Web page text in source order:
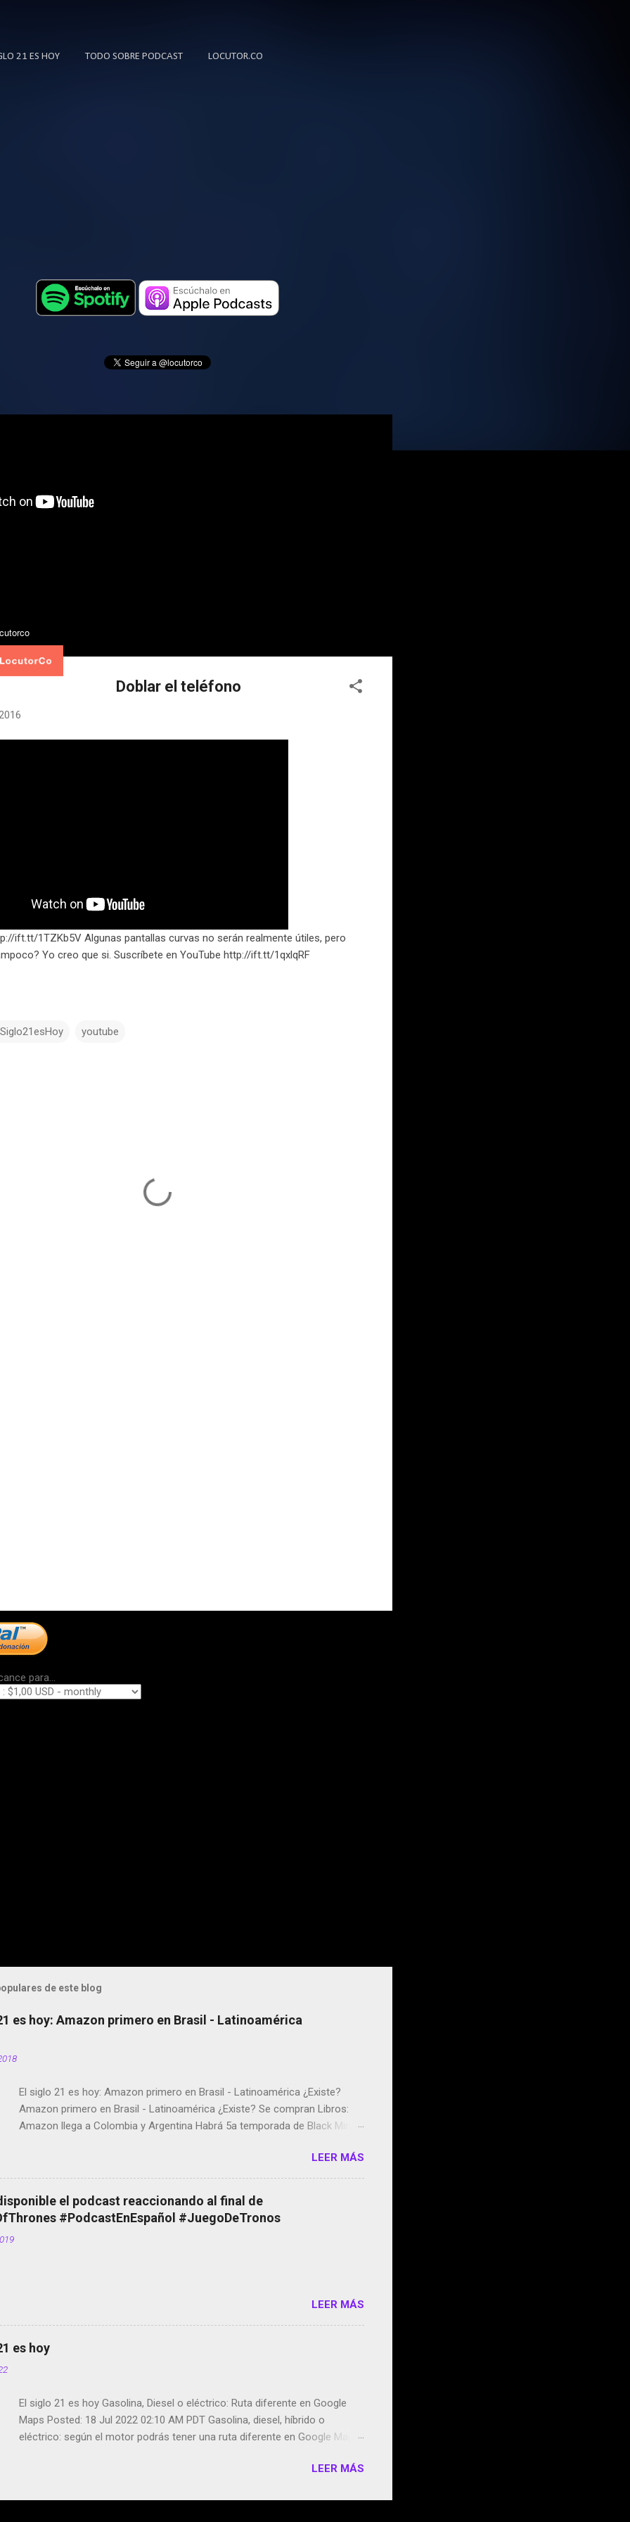
21 ES HOY TODO SOBRE PODCAST LOCUTOR.CO
Doblar el teléfono
ift.tt/1TZKb5V Algunas pantallas curvas no serán realmente útiles, pero
Yo creo que si. Suscríbete en YouTube http://ift.tt/1qxlqRF
youtube
para...
de este blog
es hoy: Amazon primero en Brasil - Latinoamérica
El siglo 21 es hoy: Amazon primero en Brasil - Latinoamérica ¿Existe?
Amazon primero en Brasil - Latinoamérica ¿Existe? Se compran Libros:
Amazon llega a Colombia y Argentina Habrá 5a temporada de Black Mirror
copyright en Instagram Música y vídeo selfies en la red social Riddley
Scott saca a Kevin Spacey de su película Francisco regaña a los que usan
el smartphone en sus misas La serie de la Tierra Media GoBee - StartUp
de bicicletas de alquiler Stop Motion en Instagram Vodafone: me siento
tumbado. Amazon Music: Chingo yo, chingas tu... http://amzn.to/2z1UkPK
LEER MÁS
el podcast reaccionando al final de
#PodcastEnEspañol #JuegoDeTronos
LEER MÁS
es hoy
El siglo 21 es hoy Gasolina, Diesel o eléctrico: Ruta diferente en Google
Maps Posted: 18 Jul 2022 02:10 AM PDT Gasolina, diesel, híbrido o
eléctrico: según el motor podrás tener una ruta diferente en Google Maps.
de esos sentidos es lo que hacen los desarrolladores de Alphabet, la
Google Maps con lo que informamos los usuarios reseñas del lugares
LEER MÁS